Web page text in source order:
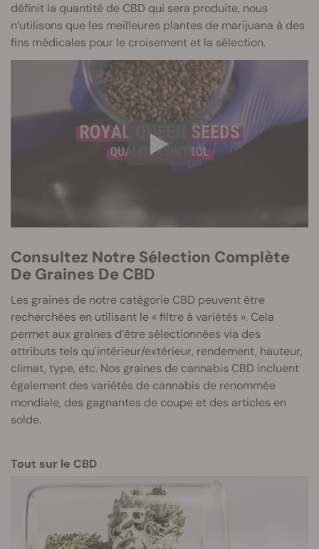
définit la quantité de CBD qui sera produite, nous
n’utilisons que les meilleures plantes de marijuana à des
fins médicales pour le croisement et la sélection.
Consultez Notre Sélection Complète
De Graines De CBD
Les graines de notre catégorie CBD peuvent être
recherchées en utilisant le « filtre à variétés ». Cela
permet aux graines d’être sélectionnées via des
attributs tels qu'intérieur/extérieur, rendement, hauteur,
climat, type, etc. Nos graines de cannabis CBD incluent
également des variétés de cannabis de renommée
mondiale, des gagnantes de coupe et des articles en
solde.
Tout sur le CBD